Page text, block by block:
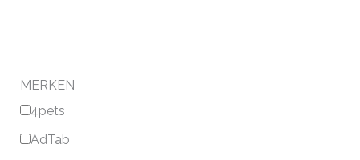
MERKEN
4pets
AdTab